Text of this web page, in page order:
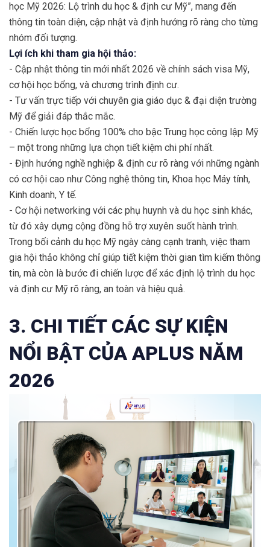
học Mỹ 2026: Lộ trình du học & định cư Mỹ”, mang đến
thông tin toàn diện, cập nhật và định hướng rõ ràng cho từng
nhóm đối tượng.
Lợi ích khi tham gia hội thảo:
- Cập nhật thông tin mới nhất 2026 về chính sách visa Mỹ,
cơ hội học bổng, và chương trình định cư.
- Tư vấn trực tiếp với chuyên gia giáo dục & đại diện trường
Mỹ để giải đáp thắc mắc.
- Chiến lược học bổng 100% cho bậc Trung học công lập Mỹ
– một trong những lựa chọn tiết kiệm chi phí nhất.
- Định hướng nghề nghiệp & định cư rõ ràng với những ngành
có cơ hội cao như Công nghệ thông tin, Khoa học Máy tính,
Kinh doanh, Y tế.
- Cơ hội networking với các phụ huynh và du học sinh khác,
từ đó xây dựng cộng đồng hỗ trợ xuyên suốt hành trình.
Trong bối cảnh du học Mỹ ngày càng cạnh tranh, việc tham
gia hội thảo không chỉ giúp tiết kiệm thời gian tìm kiếm thông
tin, mà còn là bước đi chiến lược để xác định lộ trình du học
và định cư Mỹ rõ ràng, an toàn và hiệu quả.
3. CHI TIẾT CÁC SỰ KIỆN
NỔI BẬT CỦA APLUS NĂM
2026